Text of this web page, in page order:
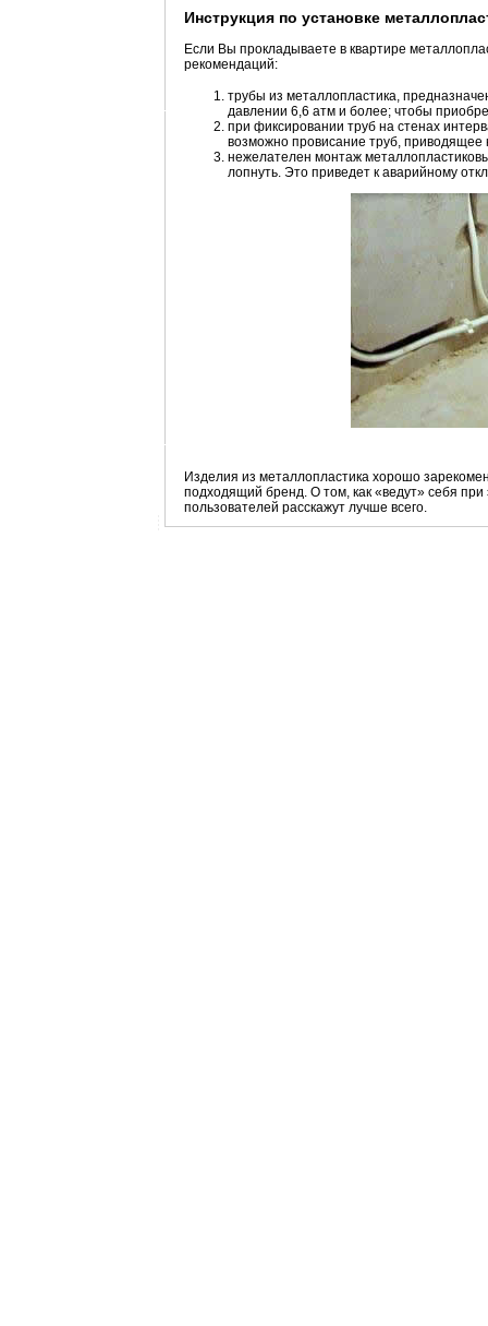
Инструкция по установке
Если Вы прокладываете в квартире
рекомендаций:
трубы из металлопластика,
давлении 6,6 атм и более; чтобы
при фиксировании труб на стенах
возможно провисание труб,
нежелателен монтаж
лопнуть. Это приведет к аварийному
Изделия из металлопластика хорошо
подходящий бренд. О том, как «ведут» себя
пользователей расскажут лучше всего.